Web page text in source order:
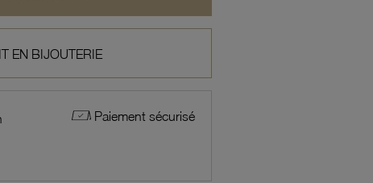
EN BIJOUTERIE
Paiement sécurisé